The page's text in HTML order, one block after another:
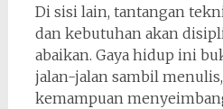
Di sisi lain, tantangan
dan kebutuhan akan
abaikan. Gaya hidup ini
jalan-jalan sambil
kemampuan